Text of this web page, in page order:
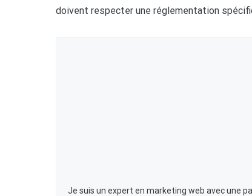
doivent respecter une réglementation
Je suis un expert en marketing web avec une